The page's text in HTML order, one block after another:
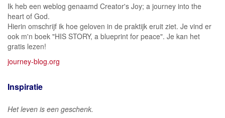
Ik heb een weblog genaamd Creator's Joy; a journey into the
heart of God.
Hierin omschrijf ik hoe geloven in de praktijk eruit ziet. Je vind er
ook m'n boek "HIS STORY, a blueprint for peace". Je kan het
gratis lezen!
journey-blog.org
Inspiratie
Het leven is een geschenk.